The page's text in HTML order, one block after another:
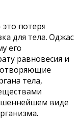
потеря
для тела. Оджас
его
равновесия и
тела,
виде